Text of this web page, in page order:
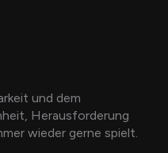
und dem
Herausforderung
wieder gerne spielt.